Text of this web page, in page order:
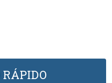
RÁPIDO